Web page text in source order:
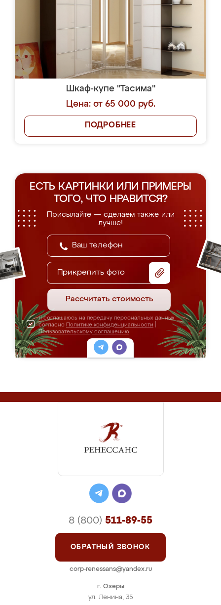
Шкаф-купе "Тасима"
Цена: от 65 000 руб.
ПОДРОБНЕЕ
ЕСТЬ КАРТИНКИ ИЛИ ПРИМЕРЫ
ТОГО, ЧТО НРАВИТСЯ?
Присылайте — сделаем также или
лучше!
Прикрепить фото
Рассчитать стоимость
Я соглашаюсь на передачу персональных данных
согласно Политике конфиденциальности
Пользовательскому соглашению
г. Озеры
ул. Ленина, 35
8 (800) 511-89-55
ОБРАТНЫЙ ЗВОНОК
corp-renessans@yandex.ru